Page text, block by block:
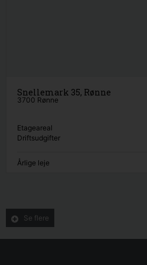
Snellemark 35, Rønne
3700 Rønne
Etageareal
Driftsudgifter
Årlige leje
Se flere